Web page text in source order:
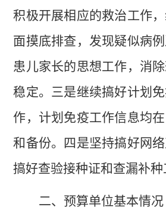
积极开展相应的救治工作
面摸底排查，发现疑似病
患儿家长的思想工作，消
稳定。三是继续搞好计划
作，计划免疫工作信息均
和备份。四是坚持搞好网
搞好查验接种证和查漏补种
二、预算单位基本情况